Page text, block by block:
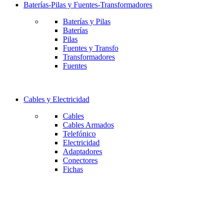
Baterías-Pilas y Fuentes-Transformadores
Baterías y Pilas
Baterías
Pilas
Fuentes y Transfo
Transformadores
Fuentes
Cables y Electricidad
Cables
Cables Armados
Telefónico
Electricidad
Adaptadores
Conectores
Fichas